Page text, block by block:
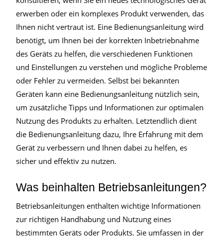
erwerben oder ein komplexes Produkt verwenden, das
Ihnen nicht vertraut ist. Eine Bedienungsanleitung wird
benötigt, um Ihnen bei der korrekten Inbetriebnahme
des Geräts zu helfen, die verschiedenen Funktionen
und Einstellungen zu verstehen und mögliche Probleme
oder Fehler zu vermeiden. Selbst bei bekannten
Geräten kann eine Bedienungsanleitung nützlich sein,
um zusätzliche Tipps und Informationen zur optimalen
Nutzung des Produkts zu erhalten. Letztendlich dient
die Bedienungsanleitung dazu, Ihre Erfahrung mit dem
Gerät zu verbessern und Ihnen dabei zu helfen, es
sicher und effektiv zu nutzen.
Was beinhalten Betriebsanleitungen?
Betriebsanleitungen enthalten wichtige Informationen
zur richtigen Handhabung und Nutzung eines
bestimmten Geräts oder Produkts. Sie umfassen in der